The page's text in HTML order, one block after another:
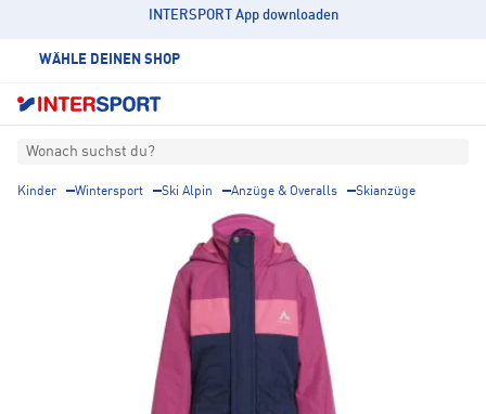
INTERSPORT App downloaden
WÄHLE DEINEN SHOP
Wonach suchst du?
Kinder Wintersport Ski Alpin Anzüge & Overalls Skianzüge